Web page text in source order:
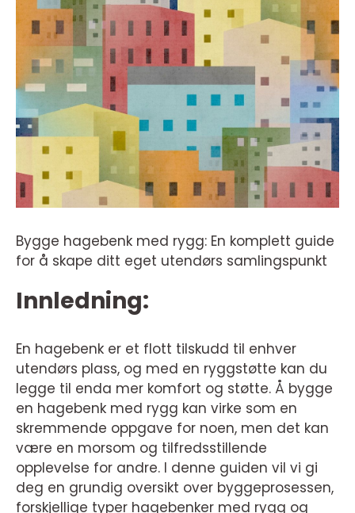
Bygge hagebenk med rygg: En komplett guide
for å skape ditt eget utendørs samlingspunkt
Innledning:
En hagebenk er et flott tilskudd til enhver
utendørs plass, og med en ryggstøtte kan du
legge til enda mer komfort og støtte. Å bygge
en hagebenk med rygg kan virke som en
skremmende oppgave for noen, men det kan
være en morsom og tilfredsstillende
opplevelse for andre. I denne guiden vil vi gi
deg en grundig oversikt over byggeprosessen,
forskjellige typer hagebenker med rygg og